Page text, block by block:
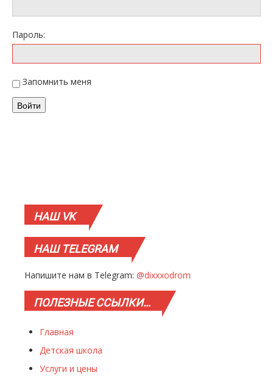
Пароль:
Запомнить меня
Войти
НАШVK
НАШTELEGRAM
Напишите нам в Telegram: @dixxxodrom
ПОЛЕЗНЫЕССЫЛКИ…
Главная
Детская школа
Услуги и цены